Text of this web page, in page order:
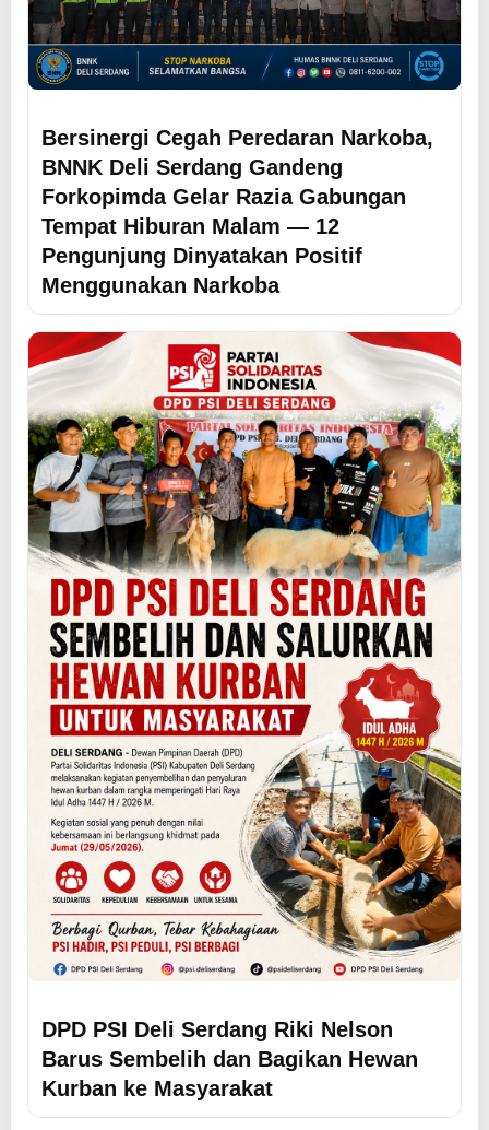
Bersinergi Cegah Peredaran Narkoba,
BNNK Deli Serdang Gandeng
Forkopimda Gelar Razia Gabungan
Tempat Hiburan Malam — 12
Pengunjung Dinyatakan Positif
Menggunakan Narkoba
DPD PSI Deli Serdang Riki Nelson
Barus Sembelih dan Bagikan Hewan
Kurban ke Masyarakat